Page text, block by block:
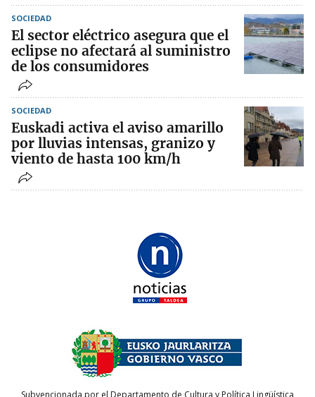
SOCIEDAD
El sector eléctrico asegura que el
eclipse no afectará al suministro
de los consumidores
SOCIEDAD
Euskadi activa el aviso amarillo
por lluvias intensas, granizo y
viento de hasta 100 km/h
Subvencionada por el Departamento de Cultura y Política Lingüística